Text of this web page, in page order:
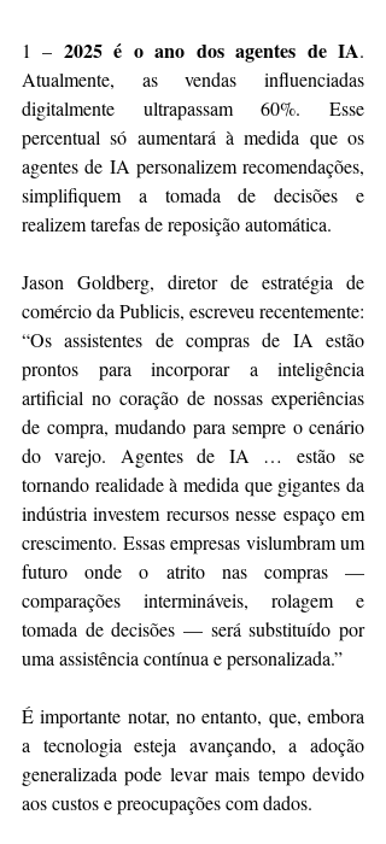
1 – 2025 é o ano dos agentes de IA.
Atualmente, as vendas influenciadas
digitalmente ultrapassam 60%. Esse
percentual só aumentará à medida que os
agentes de IA personalizem recomendações,
simplifiquem a tomada de decisões e
realizem tarefas de reposição automática.
Jason Goldberg, diretor de estratégia de
comércio da Publicis, escreveu recentemente:
“Os assistentes de compras de IA estão
prontos para incorporar a inteligência
artificial no coração de nossas experiências
de compra, mudando para sempre o cenário
do varejo. Agentes de IA … estão se
tornando realidade à medida que gigantes da
indústria investem recursos nesse espaço em
crescimento. Essas empresas vislumbram um
futuro onde o atrito nas compras —
comparações intermináveis, rolagem e
tomada de decisões — será substituído por
uma assistência contínua e personalizada.”
É importante notar, no entanto, que, embora
a tecnologia esteja avançando, a adoção
generalizada pode levar mais tempo devido
aos custos e preocupações com dados.